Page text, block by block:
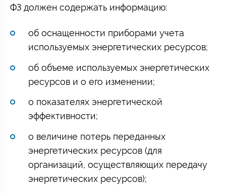
ФЗ должен содержать информацию:
об оснащенности приборами учета
используемых энергетических ресурсов;
об объеме используемых энергетических
ресурсов и о его изменении;
о показателях энергетической
эффективности;
о величине потерь переданных
энергетических ресурсов (для
организаций, осуществляющих передачу
энергетических ресурсов);